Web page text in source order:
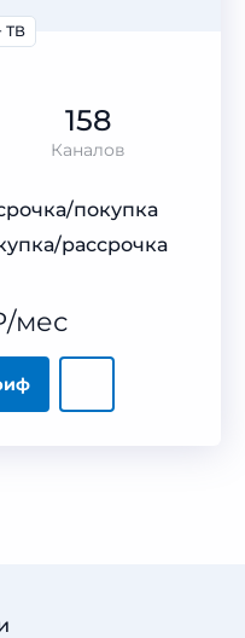
ТВ
158
Каналов
покупка
рассрочка
/мес